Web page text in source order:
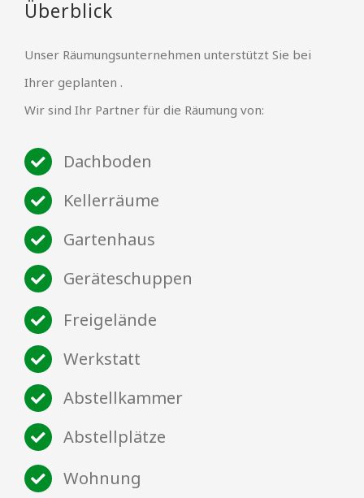
Überblick
Unser Räumungsunternehmen unterstützt Sie bei
Ihrer geplanten .
Wir sind Ihr Partner für die Räumung von:
Dachboden
Kellerräume
Gartenhaus
Geräteschuppen
Freigelände
Werkstatt
Abstellkammer
Abstellplätze
Wohnung